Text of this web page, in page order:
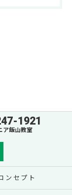
1921
ア飯山教室
ンセプト